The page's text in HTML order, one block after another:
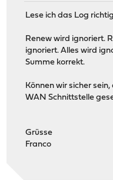
Lese ich das Log
Renew wird ignoriert.
ignoriert. Alles wird
Summe korrekt.
Können wir sicher
WAN Schnittstelle
Grüsse
Franco